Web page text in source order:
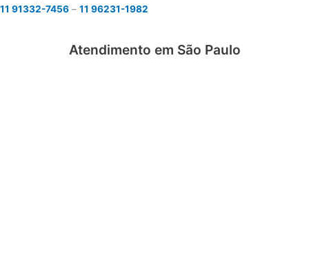
11 91332-7456 – 11 96231-1982
Atendimento em São Paulo